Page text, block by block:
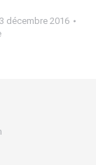
décembre 2016